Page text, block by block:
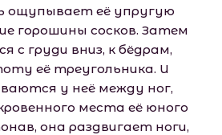
ощупывает её упругую
горошины сосков. Затем
с груди вниз, к бёдрам,
её треугольника. И
у неё между ног,
места её юного
она раздвигает ноги,